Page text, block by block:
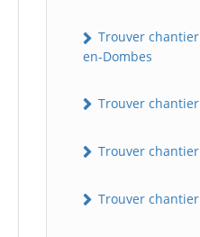
Trouver
en-Dombes
Trouver
Trouver
Trouver